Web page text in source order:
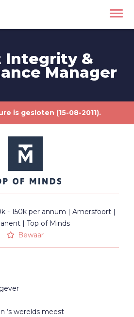
Integrity &
Manager
is gesloten (15-08-2011).
- 150k per annum
Amersfoort
Top of Minds
Bewaar
’s werelds meest